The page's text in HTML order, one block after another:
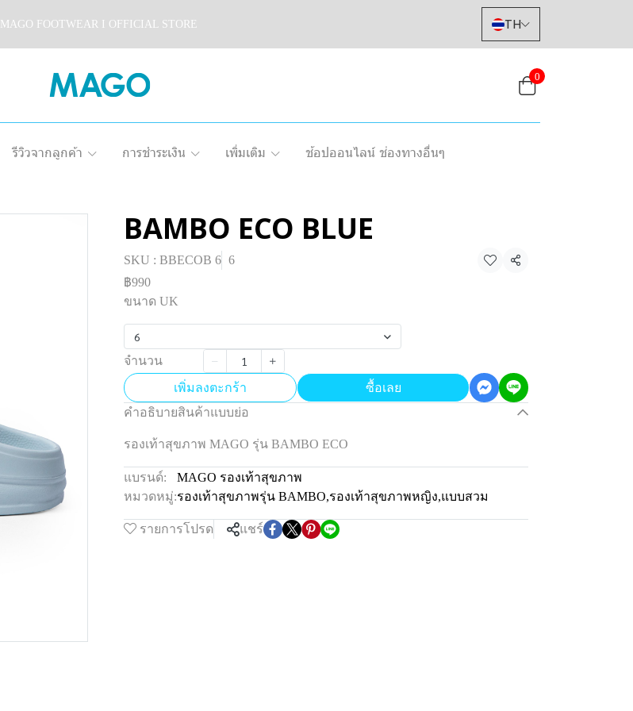
MAGO FOOTWEAR I OFFICIAL STORE TH
0
รีวิวจากลูกค้า การชำระเงิน เพิ่มเติม ช้อปออนไลน์ ช่องทางอื่นๆ
BAMBO ECO BLUE
SKU : BBECOB 6 6
แชร์
฿990
ขนาด UK
6
จำนวน
เพิ่มลงตะกร้า
ซื้อเลย
คำอธิบายสินค้าแบบย่อ
รองเท้าสุขภาพ MAGO รุ่น BAMBO ECO
แบรนด์:
MAGO รองเท้าสุขภาพ
หมวดหมู่:รองเท้าสุขภาพรุ่น BAMBO,รองเท้าสุขภาพหญิง,แบบสวม
รายการโปรด แชร์